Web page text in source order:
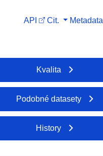
API Cit. Metadata
Kvalita
Podobné datasety
History